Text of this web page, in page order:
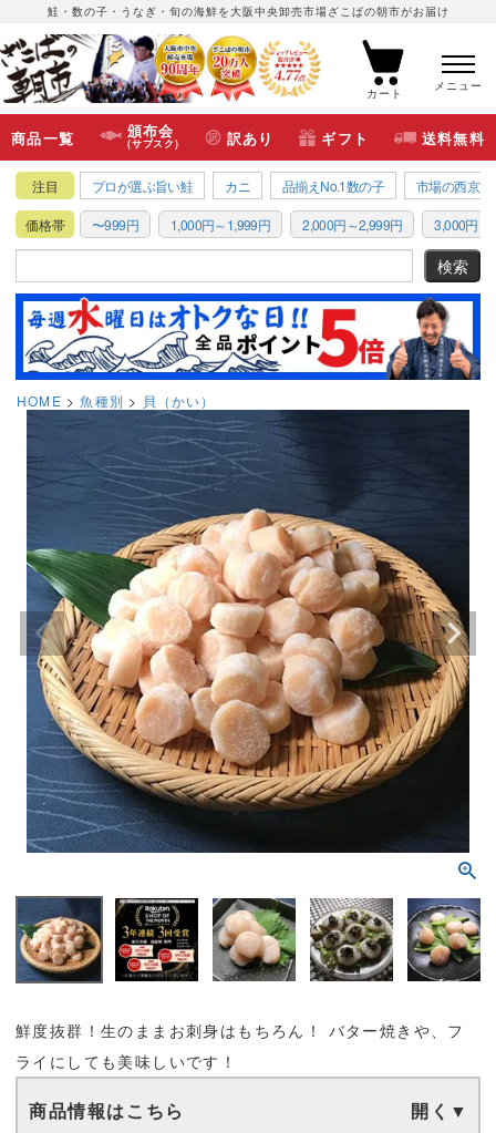
鮭・数の子・うなぎ・旬の海鮮を大阪中央卸売市場ざこばの朝市がお届け
カート
メニュー
商品一覧 頒布会
(サブスク) 訳あり ギフト 送料無料
注目 プロが選ぶ旨い鮭 カニ 品揃えNo.1数の子 市場の西京漬
価格帯 〜999円 1,000円～1,999円 2,000円～2,999円 3,000円～
HOME 魚種別 貝（かい）
鮮度抜群！生のままお刺身はもちろん！ バター焼きや、フ
ライにしても美味しいです！
商品情報はこちら